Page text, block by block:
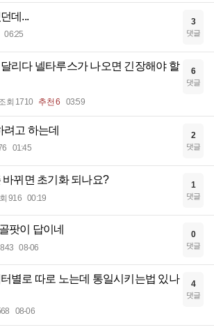
데...
06:25
3
댓글
리다 넬타루스가 나오면 긴장해야 할
회 1710 추천 6 03:59
6
댓글
고 하는데
01:45
2
댓글
바뀌면 초기화 되나요?
916 00:19
1
댓글
팟이 답이네
08-06
0
댓글
별로 따로 노는데 통일시키는법 있나
08-06
4
댓글